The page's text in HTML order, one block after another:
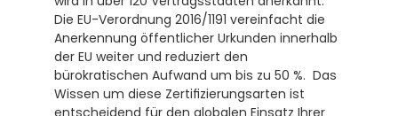
Die EU-Verordnung 2016/1191 vereinfacht die
Anerkennung öffentlicher Urkunden innerhalb
der EU weiter und reduziert den
bürokratischen Aufwand um bis zu 50 %.  Das
Wissen um diese Zertifizierungsarten ist
entscheidend für den globalen Einsatz Ihrer